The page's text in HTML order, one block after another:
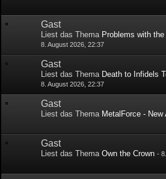
Gast
Liest das Thema Problems with the
8. August 2026, 22:37
Gast
Liest das Thema Death to Infidels
8. August 2026, 22:37
Gast
Liest das Thema MetalForce - New
Gast
Liest das ThemaOwn the Crown -